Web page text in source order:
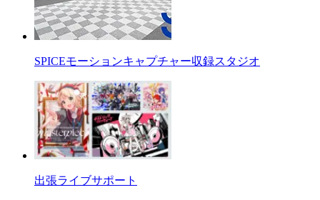
SPICEモーションキャプチャー収録スタジオ
出張ライブサポート